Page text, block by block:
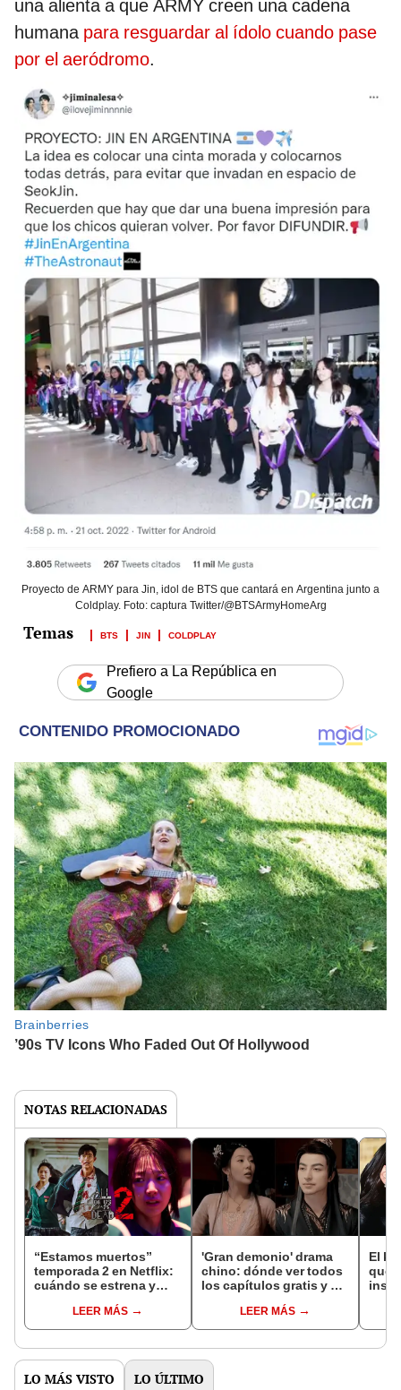
una alienta a que ARMY creen una cadena
humanapara resguardar al ídolo cuando pase
por el aeródromo.
Proyecto de ARMY para Jin, idol de BTS que cantará en Argentina junto a
Coldplay. Foto: captura Twitter/@BTSArmyHomeArg
BTS JIN COLDPLAY
Prefiero a La República en
Google
NOTAS RELACIONADAS
“Estamos muertos”
temporada 2 en Netflix:
cuándo se estrena y
temporadaLEER MÁS
'Gran demonio' drama
chino: dónde ver todos
los capítulos gratis y en
LEER MÁS
El k-
que
LO MÁS VISTO LO ÚLTIMO